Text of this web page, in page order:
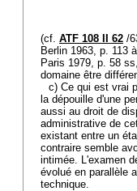
(cf. ATF 108 II 62 /
Berlin 1963, p. 113
Paris 1979, p. 58
domaine être
c) Ce qui est vrai
la dépouille d'une
aussi au droit de
administrative de
existant entre un
contraire semble
intimée. L'examen
évolué en parallèle
technique.